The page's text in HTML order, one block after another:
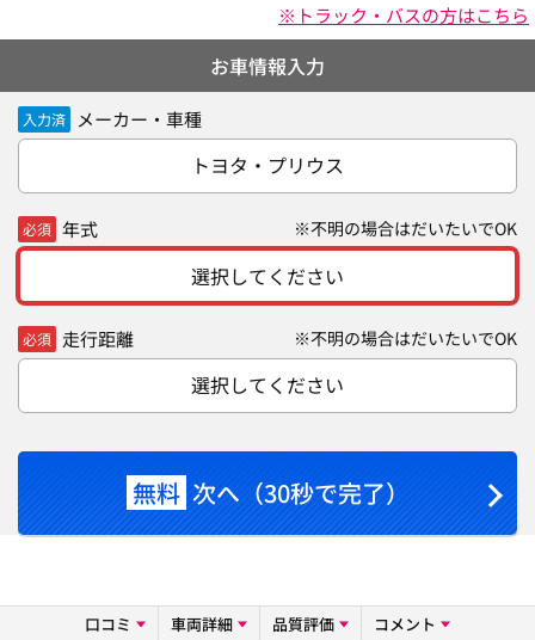
※トラック・バスの方はこちら
お車情報入力
入力済 メーカー・車種
トヨタ・プリウス
必須 年式 ※不明の場合はだいたいでOK
選択してください
必須 走行距離 ※不明の場合はだいたいでOK
選択してください
無料 次へ（30秒で完了）
口コミ 車両詳細 品質評価 コメント